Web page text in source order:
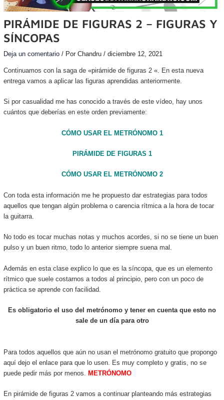
PIRÁMIDE DE FIGURAS 2 – FIGURAS Y
SÍNCOPAS
Deja un comentario / Por Chandru / diciembre 12, 2021
Continuamos con la saga de «pirámide de figuras 2 «. En esta nueva
entrega vamos a aplicar las figuras aprendidas anteriormente.
Si por casualidad me has conocido a través de este vídeo, hay unos
cuántos que deberías en este orden previamente:
CÓMO USAR EL METRÓNOMO 1
PIRÁMIDE DE FIGURAS 1
CÓMO USAR EL METRÓNOMO 2
Con toda esta información me he propuesto dar estrategias para todos
aquellos que tengan algún problema o carencia rítmica a la hora de tocar
la guitarra.
No todo es tocar muchas notas y muchos acordes, si no se tiene un buen
pulso y un buen ritmo, todo lo anterior siempre suena mal.
Además en esta clase explico lo que es la síncopa, que es un elemento
rítmico que suele costarnos a todos al principio, pero con un poco de
práctica se aprende con facilidad.
Es obligatorio el uso del metrónomo y tener en cuenta que esto no
sale de un día para otro
Para todos aquellos que aún no usan el metrónomo gratuito que propongo
aquí dejo el enlace para que lo usen. Es muy completo y gratis, no se
puede pedir más por menos. METRÓNOMO
En pirámide de figuras 2 vamos a continuar planteando más estrategias